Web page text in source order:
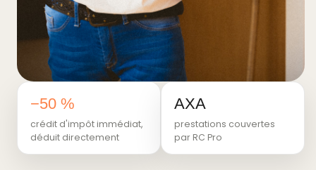
−50 %
crédit d'impôt immédiat,
déduit directement
AXA
prestations couvertes
par RC Pro